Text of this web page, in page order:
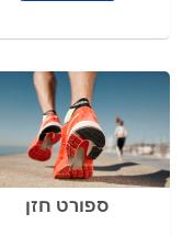
ספורט חזן